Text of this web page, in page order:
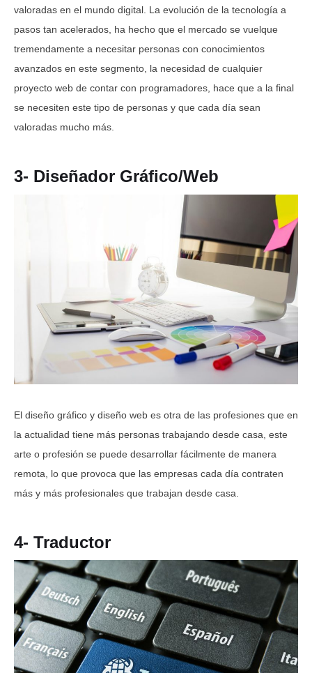
valoradas en el mundo digital. La evolución de la tecnología a
pasos tan acelerados, ha hecho que el mercado se vuelque
tremendamente a necesitar personas con conocimientos
avanzados en este segmento, la necesidad de cualquier
proyecto web de contar con programadores, hace que a la final
se necesiten este tipo de personas y que cada día sean
valoradas mucho más.
3- Diseñador Gráfico/Web
El diseño gráfico y diseño web es otra de las profesiones que en
la actualidad tiene más personas trabajando desde casa, este
arte o profesión se puede desarrollar fácilmente de manera
remota, lo que provoca que las empresas cada día contraten
más y más profesionales que trabajan desde casa.
4- Traductor